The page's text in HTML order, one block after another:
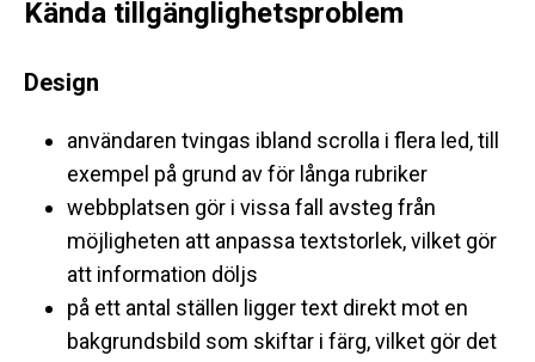
Kända tillgänglighetsproblem
Design
användaren tvingas ibland scrolla i flera led, till
exempel på grund av för långa rubriker
webbplatsen gör i vissa fall avsteg från
möjligheten att anpassa textstorlek, vilket gör
att information döljs
på ett antal ställen ligger text direkt mot en
bakgrundsbild som skiftar i färg, vilket gör det